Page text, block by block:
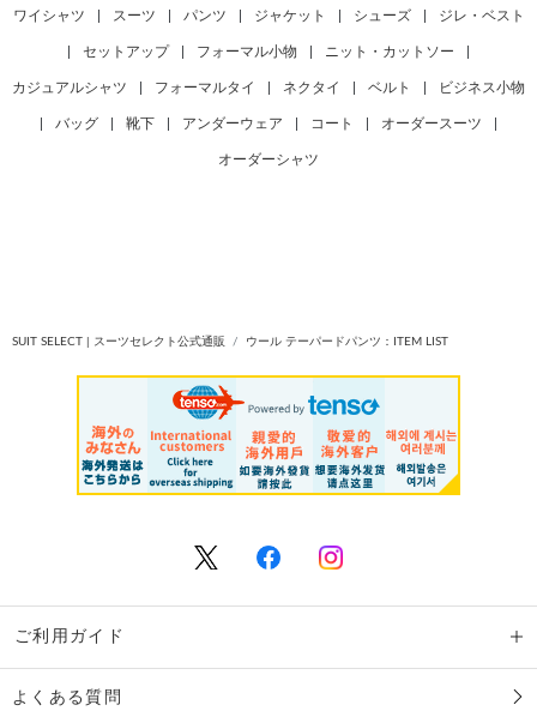
ワイシャツ スーツ パンツ ジャケット シューズ ジレ・ベスト
セットアップ フォーマル小物 ニット・カットソー
カジュアルシャツ フォーマルタイ ネクタイ ベルト ビジネス小物
バッグ 靴下 アンダーウェア コート オーダースーツ
オーダーシャツ
SUIT SELECT | スーツセレクト公式通販 ウール テーパードパンツ：ITEM LIST
ご利用ガイド
よくある質問